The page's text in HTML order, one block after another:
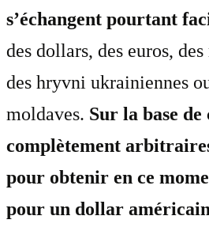
s’échangent pourtant
des dollars, des euros, des
des hryvni ukrainiennes
moldaves. Sur la base de
complètement
pour obtenir en ce
pour un dollar